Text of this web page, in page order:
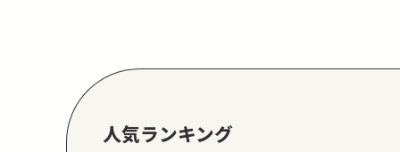
人気ランキング